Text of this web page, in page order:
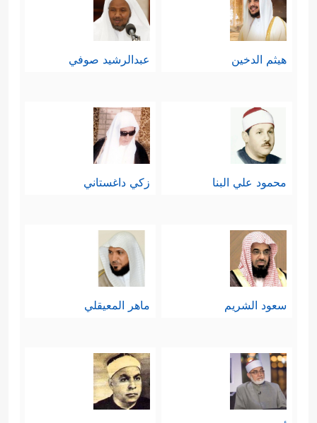
هيثم الدخين عبدالرشيد صوفي
محمود علي البنا زكي داغستاني
سعود الشريم ماهر المعيقلي